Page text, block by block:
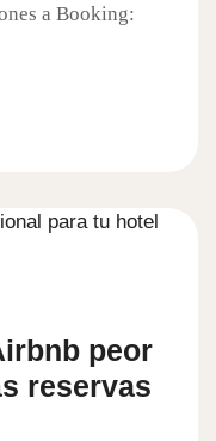
a Booking:
peor
reservas